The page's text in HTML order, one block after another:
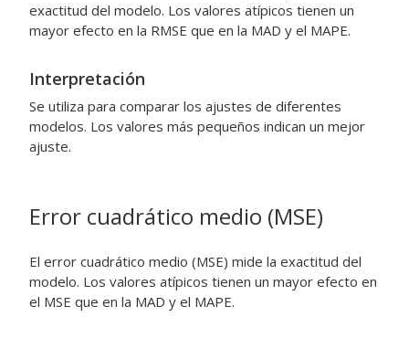
exactitud del modelo. Los valores atípicos tienen un
mayor efecto en la RMSE que en la MAD y el MAPE.
Interpretación
Se utiliza para comparar los ajustes de diferentes
modelos. Los valores más pequeños indican un mejor
ajuste.
Error cuadrático medio (MSE)
El error cuadrático medio (MSE) mide la exactitud del
modelo. Los valores atípicos tienen un mayor efecto en
el MSE que en la MAD y el MAPE.